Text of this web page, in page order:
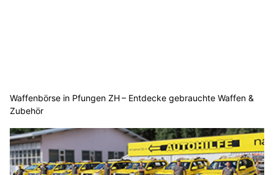
Waffenbörse in Pfungen ZH – Entdecke gebrauchte Waffen &
Zubehör